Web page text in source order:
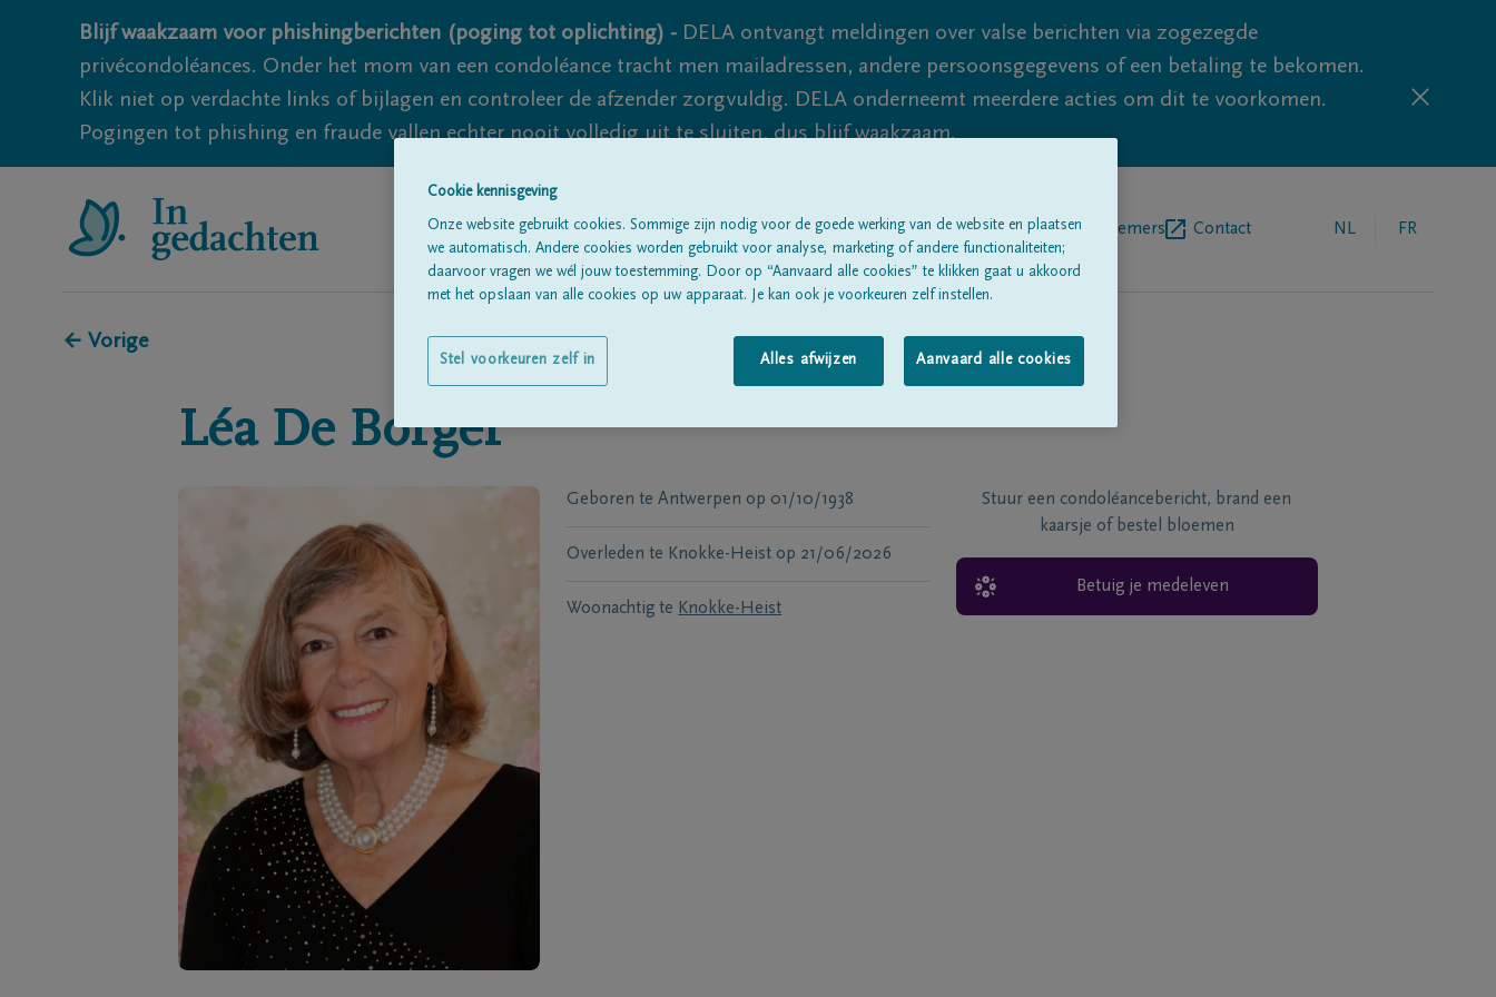
Blijf waakzaam voor phishingberichten (poging tot oplichting) - DELA ontvangt meldingen over valse berichten via zogezegde
privécondoléances. Onder het mom van een condoléance tracht men mailadressen, andere persoonsgegevens of een betaling te bekomen.
Klik niet op verdachte links of bijlagen en controleer de afzender zorgvuldig. DELA onderneemt meerdere acties om dit te voorkomen.
Pogingen tot phishing en fraude vallen echter nooit volledig uit te sluiten, dus blijf waakzaam.
Alle rouwberichtenOver onsBegrafenisondernemers Contact NL FR
← Vorige
Léa De Borger
Geboren te Antwerpen op 01/10/1938
Overleden te Knokke-Heist op 21/06/2026
Woonachtig te Knokke-Heist
Stuur een condoléancebericht, brand een
kaarsje of bestel bloemen
Betuig je medeleven
Cookie kennisgeving
Onze website gebruikt cookies. Sommige zijn nodig voor de goede werking van de website en plaatsen
we automatisch. Andere cookies worden gebruikt voor analyse, marketing of andere functionaliteiten;
daarvoor vragen we wél jouw toestemming. Door op “Aanvaard alle cookies” te klikken gaat u akkoord
met het opslaan van alle cookies op uw apparaat. Je kan ook je voorkeuren zelf instellen.
Alles afwijzen Aanvaard alle cookies
Stel voorkeuren zelf in